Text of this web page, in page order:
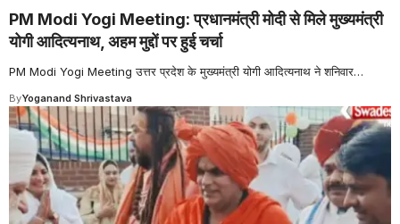
PM Modi Yogi Meeting: प्रधानमंत्री मोदी से मिले मुख्यमंत्री
योगी आदित्यनाथ, अहम मुद्दों पर हुई चर्चा
PM Modi Yogi Meeting उत्तर प्रदेश के मुख्यमंत्री योगी आदित्यनाथ ने शनिवार…
ByYoganand Shrivastava